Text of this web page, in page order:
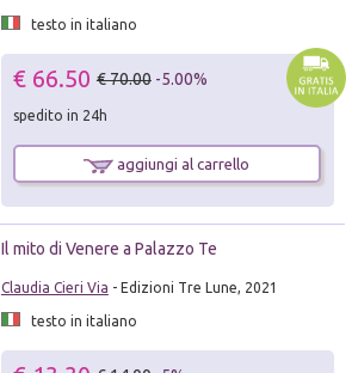
testo in italiano
€ 66.50 € 70.00 -5.00%
spedito in 24h
aggiungi al carrello
Il mito di Venere a Palazzo Te
Claudia Cieri Via - Edizioni Tre Lune, 2021
testo in italiano